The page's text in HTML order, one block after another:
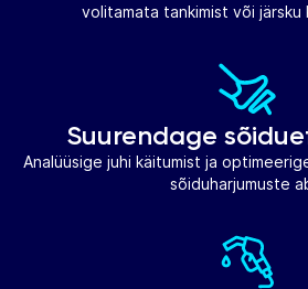
volitamata tankimist või järsku
Suurendage
Analüüsige juhi käitumist ja
sõiduharjumuste